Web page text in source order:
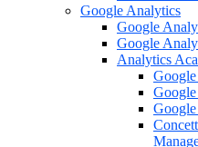
Google Analytics
Google
Google
Analytics